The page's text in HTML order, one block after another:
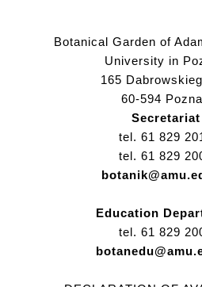
Botanical Garden of
University in
165
60-594
Secretariat
tel. 61 829
tel. 61 829
Education
tel. 61 829